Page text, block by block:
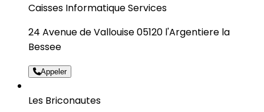
Caisses Informatique Services
24 Avenue de Vallouise 05120 l'Argentiere la
Bessee
Appeler
Les Briconautes